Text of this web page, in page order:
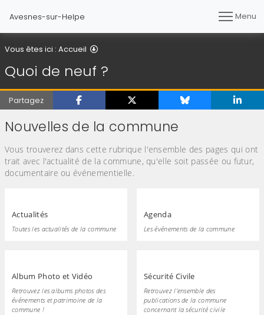
Avesnes-sur-Helpe Menu
Vous êtes ici : Accueil
Quoi de neuf ?
Partagez
Nouvelles de la commune
Vous trouverez dans cette rubrique l'ensemble des pages qui ont
trait avec l'actualité de la commune, qu'elle soit passée ou futur,
documentaire ou événementielle.
Actualités
Toutes les actualités de la commune
Agenda
Les événements de la commune
Album Photo et Vidéo
Retrouvez les albums photos des
événements et patrimoine de la
commune !
Sécurité Civile
Retrouvez l'ensemble des
publications de la commune
concernant la sécurité civile